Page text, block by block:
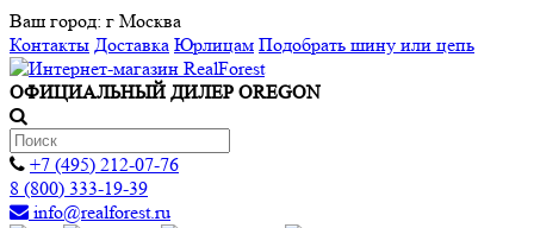
Ваш город: г Москва
Контакты Доставка Юрлицам Подобрать шину или цепь
ОФИЦИАЛЬНЫЙ ДИЛЕР OREGON
+7 (495) 212-07-76
8 (800) 333-19-39
info@realforest.ru